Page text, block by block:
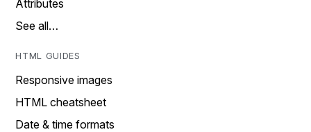
Attributes
See all…
HTML GUIDES
Responsive images
HTML cheatsheet
Date & time formats